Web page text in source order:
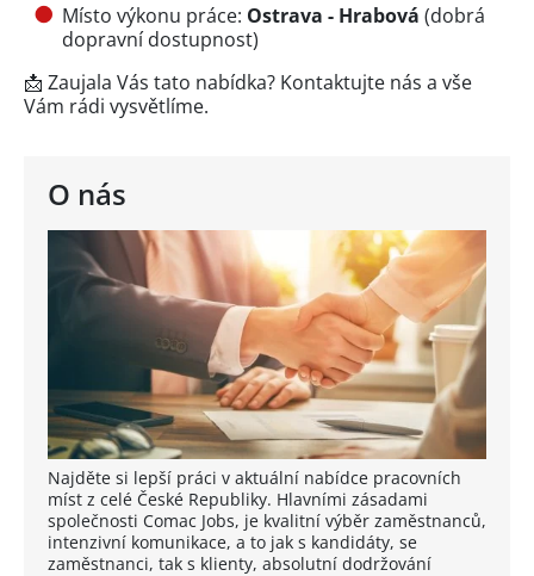
O nás
Najděte si lepší práci v aktuální nabídce pracovních
míst z celé České Republiky. Hlavními zásadami
společnosti Comac Jobs, je kvalitní výběr zaměstnanců,
intenzivní komunikace, a to jak s kandidáty, se
zaměstnanci, tak s klienty, absolutní dodržování
Místo výkonu práce: Ostrava - Hrabová (dobrá
dopravní dostupnost)
📩 Zaujala Vás tato nabídka? Kontaktujte nás a vše
Vám rádi vysvětlíme.